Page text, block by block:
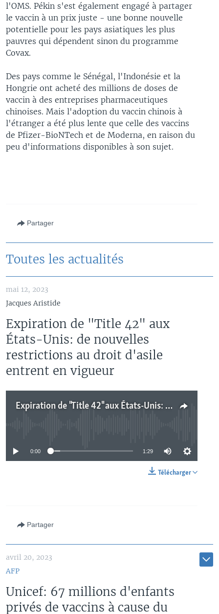
l'OMS. Pékin s'est également engagé à partager
le vaccin à un prix juste - une bonne nouvelle
potentielle pour les pays asiatiques les plus
pauvres qui dépendent sinon du programme
Covax.
Des pays comme le Sénégal, l'Indonésie et la
Hongrie ont acheté des millions de doses de
vaccin à des entreprises pharmaceutiques
chinoises. Mais l'adoption du vaccin chinois à
l'étranger a été plus lente que celle des vaccins
de Pfizer-BioNTech et de Moderna, en raison du
peu d'informations disponibles à son sujet.
Partager
Toutes les actualités
mai 12, 2023
Jacques Aristide
Expiration de "Title 42" aux
États-Unis: de nouvelles
restrictions au droit d'asile
entrent en vigueur
Expiration de "Title 42" aux États-Unis: de nouvelles restrictions au droit d'asile entrent en vigueur
0:00 1:29
Télécharger
Partager
avril 20, 2023
AFP
Unicef: 67 millions d'enfants
privés de vaccins à cause du